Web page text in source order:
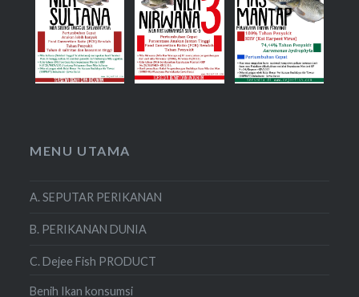
MENU UTAMA
A. SEPUTAR PERIKANAN
B. PERIKANAN DUNIA
C. Dejee Fish PRODUCT
Benih Ikan konsumsi